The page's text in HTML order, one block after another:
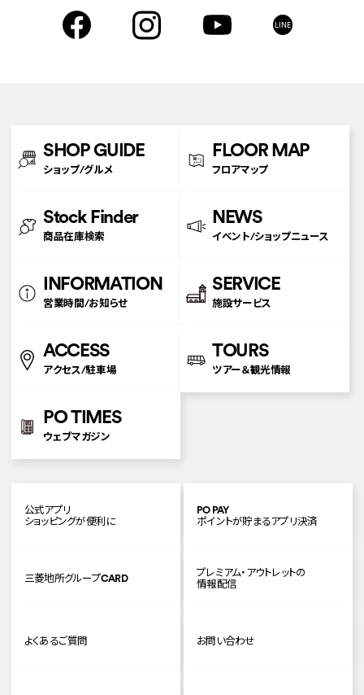
LINE
SHOP GUIDE
ショップ/グルメ
FLOOR MAP
フロアマップ
Stock Finder
商品在庫検索
NEWS
イベント/ショップニュース
INFORMATION
営業時間/お知らせ
SERVICE
施設サービス
ACCESS
アクセス/駐車場
TOURS
ツアー＆観光情報
PO TIMES
ウェブマガジン
公式アプリ
ショッピングが便利に
PO PAY
ポイントが貯まるアプリ決済
三菱地所グループCARD
プレミアム・アウトレットの
情報配信
よくあるご質問 お問い合わせ